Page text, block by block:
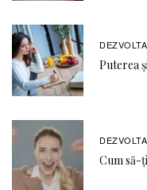
Puterea
Cum să-